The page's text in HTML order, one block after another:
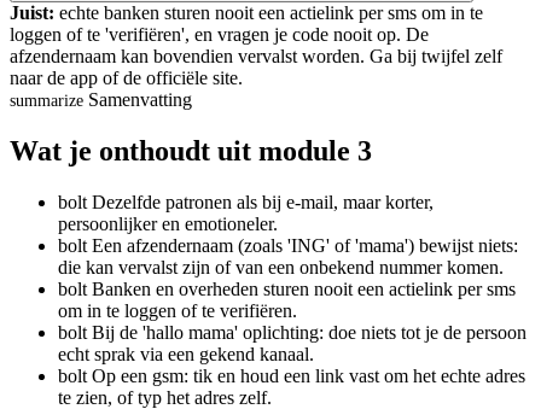
Juist: echte banken sturen nooit een actielink per sms om in te
loggen of te 'verifiëren', en vragen je code nooit op. De
afzendernaam kan bovendien vervalst worden. Ga bij twijfel zelf
naar de app of de officiële site.
summarize Samenvatting
Wat je onthoudt uit module 3
bolt Dezelfde patronen als bij e-mail, maar korter,
persoonlijker en emotioneler.
bolt Een afzendernaam (zoals 'ING' of 'mama') bewijst niets:
die kan vervalst zijn of van een onbekend nummer komen.
bolt Banken en overheden sturen nooit een actielink per sms
om in te loggen of te verifiëren.
bolt Bij de 'hallo mama' oplichting: doe niets tot je de persoon
echt sprak via een gekend kanaal.
bolt Op een gsm: tik en houd een link vast om het echte adres
te zien, of typ het adres zelf.